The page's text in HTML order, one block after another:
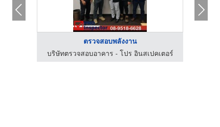
ตรวจสอบพลังงาน
บริษัทตรวจสอบอาคาร - โปร อินสเปคเตอร์